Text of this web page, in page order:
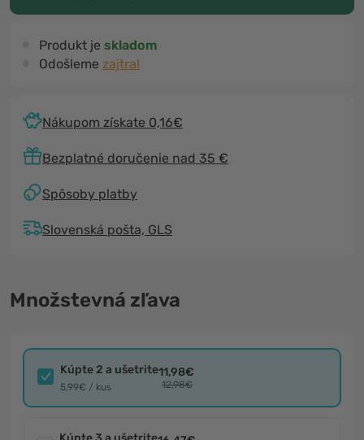
Produkt je skladom
Odošleme zajtra!
Nákupom získate 0,16€
Bezplatné doručenie nad 35 €
Spôsoby platby
Slovenská pošta, GLS
Množstevná zľava
Kúpte 2 a ušetrite
5,99€ / kus
11,98€
12,98€